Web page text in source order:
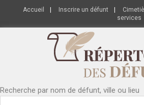
Accueil Inscrire un défunt
services
Recherche par nom de défunt, ville ou lieu